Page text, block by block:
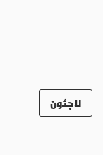
لاجئون